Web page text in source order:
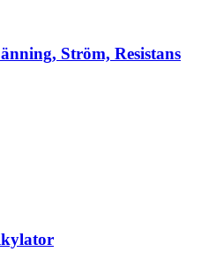
Ström, Resistans